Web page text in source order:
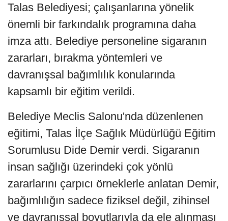
Talas Belediyesi; çalışanlarına yönelik
önemli bir farkındalık programına daha
imza attı. Belediye personeline sigaranın
zararları, bırakma yöntemleri ve
davranışsal bağımlılık konularında
kapsamlı bir eğitim verildi.
Belediye Meclis Salonu'nda düzenlenen
eğitimi, Talas İlçe Sağlık Müdürlüğü Eğitim
Sorumlusu Dide Demir verdi. Sigaranın
insan sağlığı üzerindeki çok yönlü
zararlarını çarpıcı örneklerle anlatan Demir,
bağımlılığın sadece fiziksel değil, zihinsel
ve davranışsal boyutlarıyla da ele alınması